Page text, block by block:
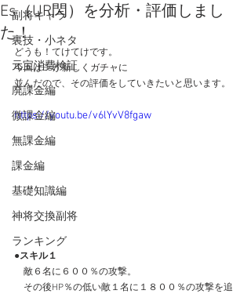
副将キャラ
裏技・小ネタ
元宝消費検証
廃課金編
微課金編
無課金編
課金編
基礎知識編
神将交換副将
ランキング
Es（UR閃）を分析・評価しまし
た！
どうも！てけてけです。
今回はEsが新しくガチャに
並んだので、その評価をしていきたいと思います。
https://youtu.be/v6lYvV8fgaw
●スキル１
敵６名に６００％の攻撃。
その後HP％の低い敵１名に１８００％の攻撃を追